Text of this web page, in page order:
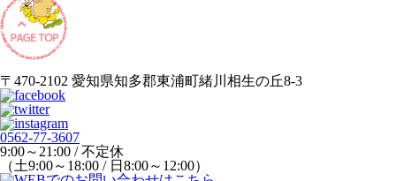
〒470-2102 愛知県知多郡東浦町緒川相生の丘8-3
0562-77-3607
9:00～21:00 / 不定休
（土9:00～18:00 / 日8:00～12:00）